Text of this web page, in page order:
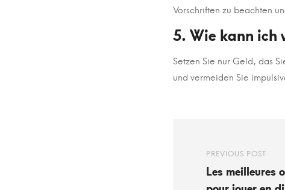
Vorschriften zu beachten
5. Wie kann ich
Setzen Sie nur Geld, das
und vermeiden Sie
PREVIOUS POST
Les meilleures